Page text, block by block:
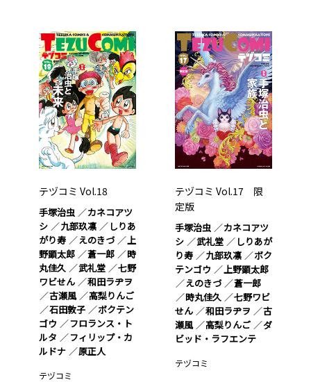
テヅコミ Vol.18
手塚治虫
カネコアツ
シ
九部玖凛
しりあ
がり寿
えのきづ
上
野顕太郎
蒼一郎
時
丸佳久
武礼堂
七野
ワビせん
和田ラヂヲ
古瀬風
高梨りんご
石田敦子
ボクテン
ゴウ
フロランス・ト
ルタ
フィリップ・カ
ルドナ
原正人
テヅコミ
テヅコミ Vol.17 限
定版
手塚治虫
カネコアツ
シ
武礼堂
しりあが
り寿
九部玖凛
ボク
テンゴウ
上野顕太郎
えのきづ
蒼一郎
時丸佳久
七野ワビ
せん
和田ラヂヲ
古
瀬風
高梨りんご
ダ
ビッド・ラフエンテ
テヅコミ